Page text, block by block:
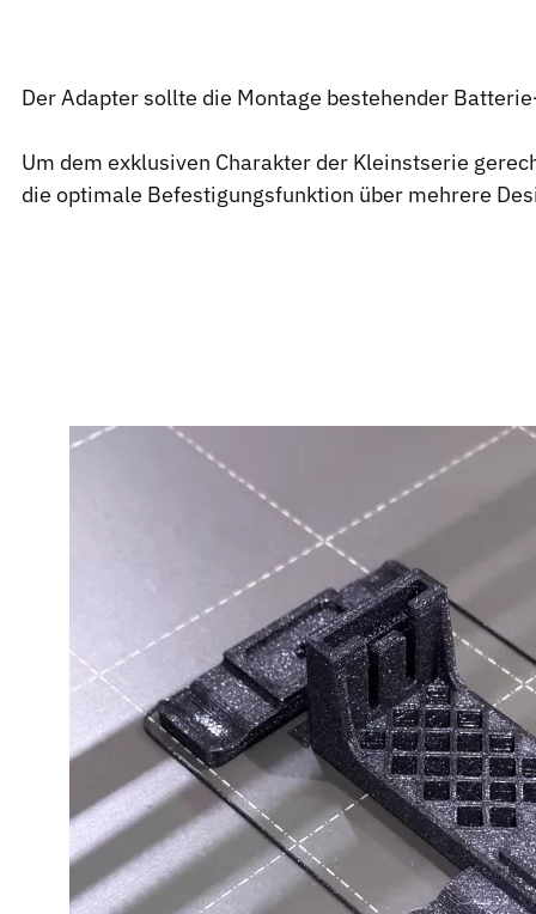
Der Adapter sollte die Montage bestehender
Um dem exklusiven Charakter der Kleinstserie
die optimale Befestigungsfunktion über mehrere